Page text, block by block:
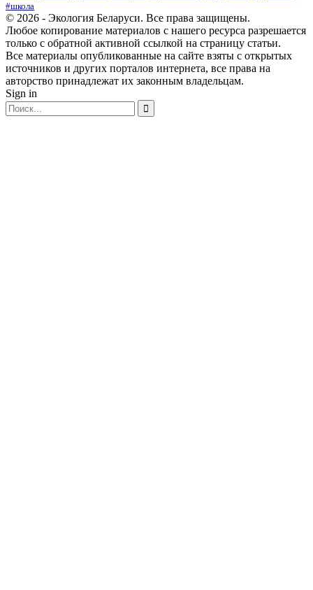
#школа
© 2026 - Экология Беларуси. Все права защищены.
Любое копирование материалов с нашего ресурса разрешается
только с обратной активной ссылкой на страницу статьи.
Все материалы опубликованные на сайте взяты с открытых
источников и других порталов интернета, все права на
авторство принадлежат их законным владельцам.
Sign in